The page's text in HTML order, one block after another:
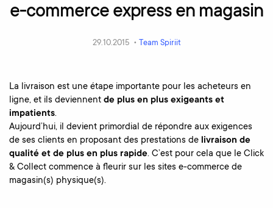
e-commerce express en magasin
29.10.2015 • Team Spiriit
La livraison est une étape importante pour les acheteurs en
ligne, et ils deviennent de plus en plus exigeants et
impatients.
Aujourd’hui, il devient primordial de répondre aux exigences
de ses clients en proposant des prestations de livraison de
qualité et de plus en plus rapide. C’est pour cela que le Click
& Collect commence à fleurir sur les sites e-commerce de
magasin(s) physique(s).